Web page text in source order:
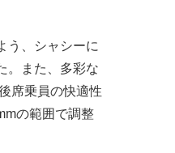
う、シャシーに
。また、多彩な
席乗員の快適性
の範囲で調整